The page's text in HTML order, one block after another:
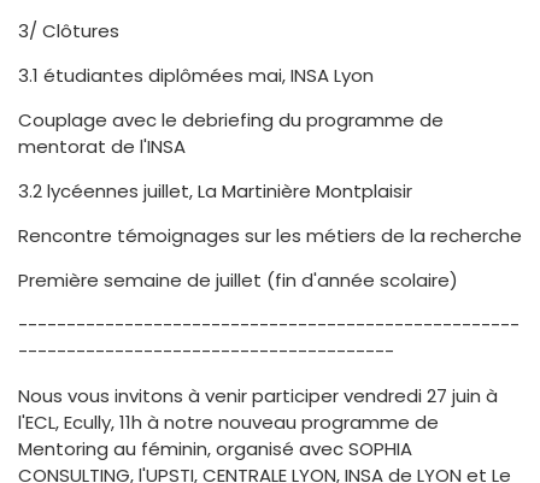
3/ Clôtures
3.1 étudiantes diplômées mai, INSA Lyon
Couplage avec le debriefing du programme de
mentorat de l'INSA
3.2 lycéennes juillet, La Martinière Montplaisir
Rencontre témoignages sur les métiers de la recherche
Première semaine de juillet (fin d'année scolaire)
----------------------------------------------------
---------------------------------------
Nous vous invitons à venir participer vendredi 27 juin à
l'ECL, Ecully, 11h à notre nouveau programme de
Mentoring au féminin, organisé avec SOPHIA
CONSULTING, l'UPSTI, CENTRALE LYON, INSA de LYON et Le